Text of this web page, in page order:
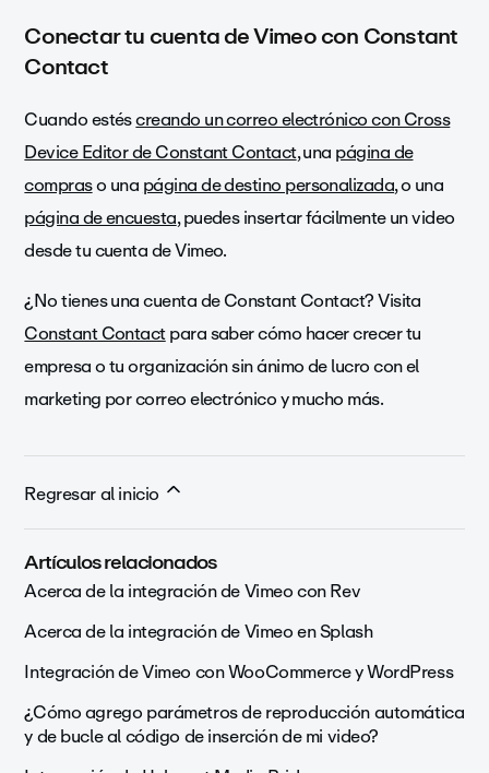
Conectar tu cuenta de Vimeo con Constant
Contact
Cuando estéscreando un correo electrónico con Cross
Device Editor de Constant Contact, unapágina de
compraso unapágina de destino personalizada, o una
página de encuesta, puedes insertar fácilmente un video
desde tu cuenta de Vimeo.
¿No tienes una cuenta de Constant Contact? Visita
Constant Contactpara saber cómo hacer crecer tu
empresa o tu organización sin ánimo de lucro con el
marketing por correo electrónico y mucho más.
Regresar al inicio
Artículos relacionados
Acerca de la integración de Vimeo con Rev
Acerca de la integración de Vimeo en Splash
Integración de Vimeo con WooCommerce y WordPress
¿Cómo agrego parámetros de reproducción automática
y de bucle al código de inserción de mi video?